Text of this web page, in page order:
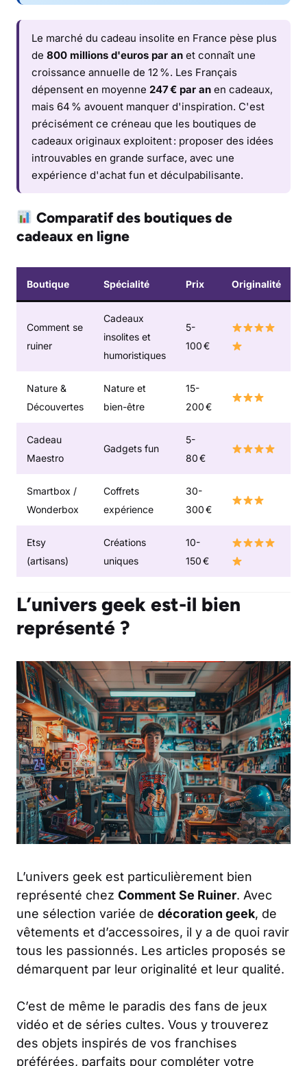
Le marché du cadeau insolite en France pèse plus
de 800 millions d'euros par an et connaît une
croissance annuelle de 12 %. Les Français
dépensent en moyenne 247 € par an en cadeaux,
mais 64 % avouent manquer d'inspiration. C'est
précisément ce créneau que les boutiques de
cadeaux originaux exploitent : proposer des idées
introuvables en grande surface, avec une
expérience d'achat fun et déculpabilisante.
Comparatif des boutiques de
cadeaux en ligne
Boutique Spécialité Prix Originalité
Comment se
ruiner
Cadeaux
insolites et
humoristiques
5-
100 €
Nature &
Découvertes
Nature et
bien-être
15-
200 €
Cadeau
Maestro
Gadgets fun
5-
80 €
Smartbox /
Wonderbox
Coffrets
expérience
30-
300 €
Etsy
(artisans)
Créations
uniques
10-
150 €
L’univers geek est-il bien
représenté ?
L’univers geek est particulièrement bien
représenté chez Comment Se Ruiner. Avec
une sélection variée de décoration geek, de
vêtements et d’accessoires, il y a de quoi ravir
tous les passionnés. Les articles proposés se
démarquent par leur originalité et leur qualité.
C’est de même le paradis des fans de jeux
vidéo et de séries cultes. Vous y trouverez
des objets inspirés de vos franchises
préférées, parfaits pour compléter votre